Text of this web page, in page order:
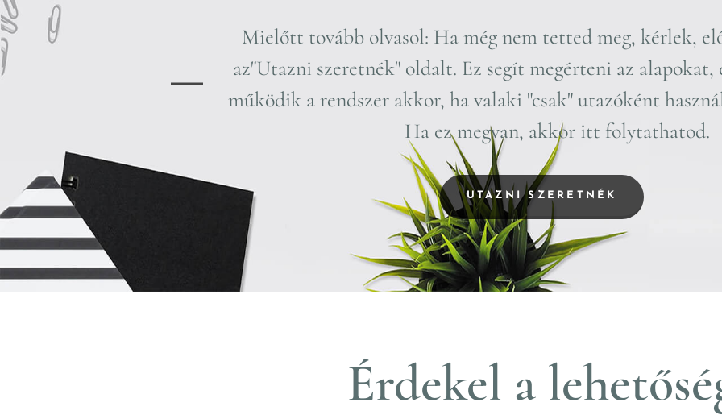
Mielőtt tovább olvasol: Ha még nem tetted meg, kérlek,
az"Utazni szeretnék" oldalt. Ez segít megérteni az alapokat,
működik a rendszer akkor, ha valaki "csak"
👉 Ha ez megvan, akkor itt folytathatod.
UTAZNI SZERETNÉK
Érdekel a